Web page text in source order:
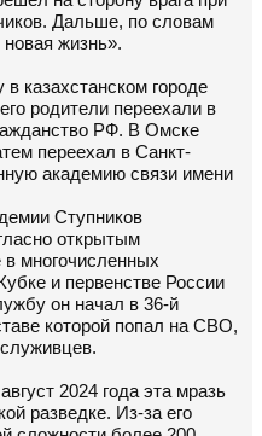
Дальше, по словам
жизнь».
казахстанском городе
родители переехали в
РФ. В Омске
переехал в Санкт-
академию связи имени
Ступников
открытым
в многочисленных
и первенстве России
он начал в 36-й
которой попал на СВО,
2024 года эта мразь
разведке. Из-за его